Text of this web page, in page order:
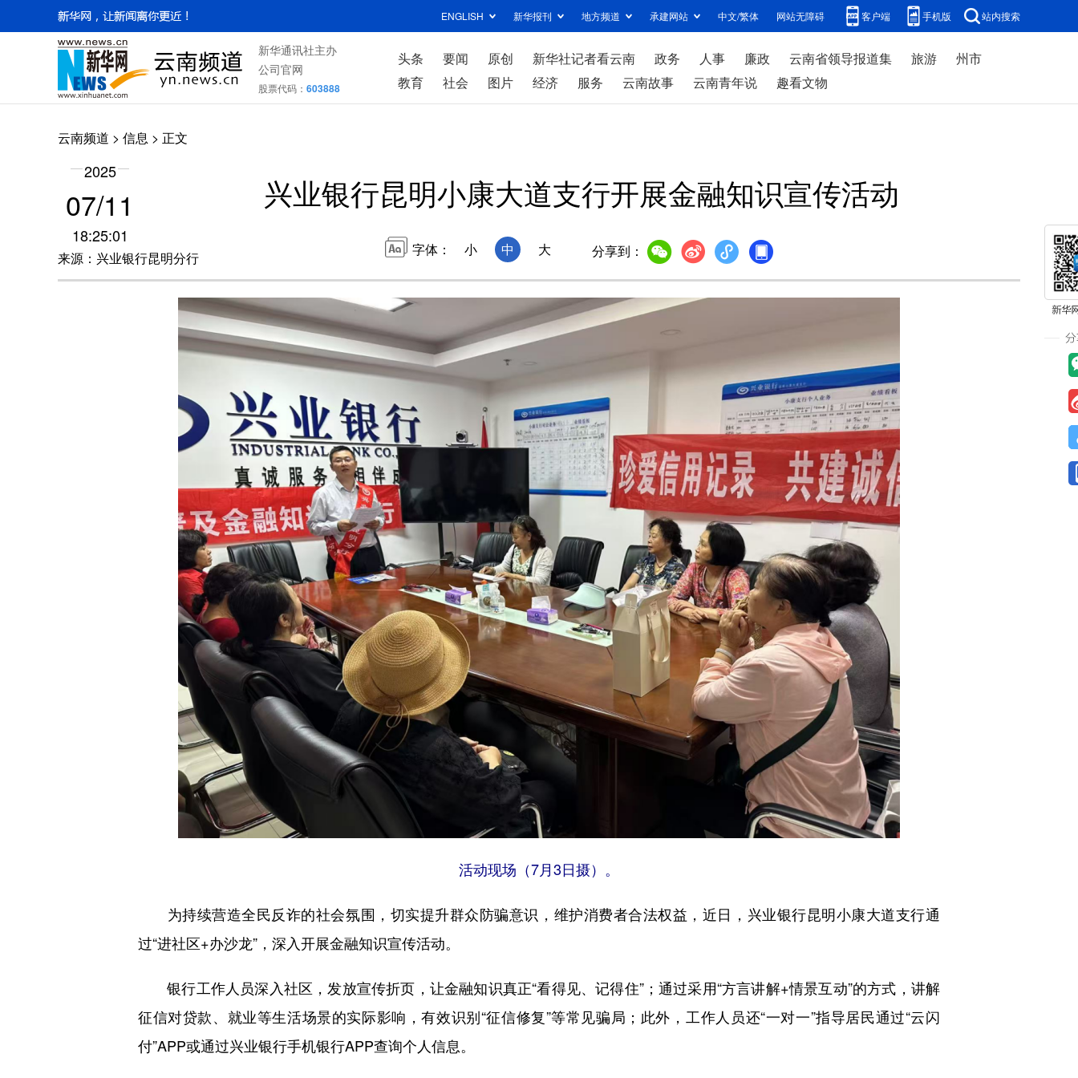
ENGLISH 新华报刊 地方频道 承建网站 中文/繁体 网站无障碍 客户端 手机版 站内搜索
新华通讯社主办
公司官网
股票代码： 603888
头条 要闻 原创 新华社记者看云南 政务 人事 廉政 云南省领导报道集 旅游
州市
教育
社会 图片 经济 服务 云南故事 云南青年说 趣看文物
云南频道 > 信息 > 正文
2025
07/11
18:25:01
来源：兴业银行昆明分行
兴业银行昆明小康大道支行开展金融知识宣传活动
字体： 小 中 大 分享到：
活动现场（7月3日摄）。
为持续营造全民反诈的社会氛围，切实提升群众防骗意识，维护消费者合法权益，近日，兴业银行昆明小康大道支行通
过“进社区+办沙龙”，深入开展金融知识宣传活动。
银行工作人员深入社区，发放宣传折页，让金融知识真正“看得见、记得住”；通过采用“方言讲解+情景互动”的方式，讲解
征信对贷款、就业等生活场景的实际影响，有效识别“征信修复”等常见骗局；此外，‌工作人员还“一对一”指导居民通过“云闪
付”APP或通过兴业银行手机银行APP查询个人信息。